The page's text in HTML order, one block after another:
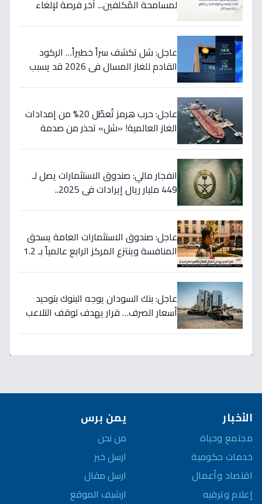
لمسامحة المُكلفين... آخر فرصة لإلغاء
عاجل: شل تكشف سراً خطيراً… الركود
القادم للغاز المسال في 2026 قد يسبب
عاجل: حرب هرمز تُعطّل 20% من إمدادات
الغاز العالمية! «شل» تحذر من صدمة
انفجار مالي: صندوق الاستثمارات يصل لـ
449 مليار ريال إيرادات في 2025..
عاجل: صندوق الاستثمارات العامة يسحق
المنافسة وينتزع المركز الرابع عالمياً بـ 1.2
عاجل: بنك السودان يوجه البنوك بتوحيد
أسعار الصرف… قرار يهدف لوقف التلاعب
الأخبار
مجتمع وحياة
خدمات حكومية
اقتصاد وأعمال
إعلام وترفيه
يمن برس
من نحن
ارسل خبر
ارسل مقال
ارشيف الموقع